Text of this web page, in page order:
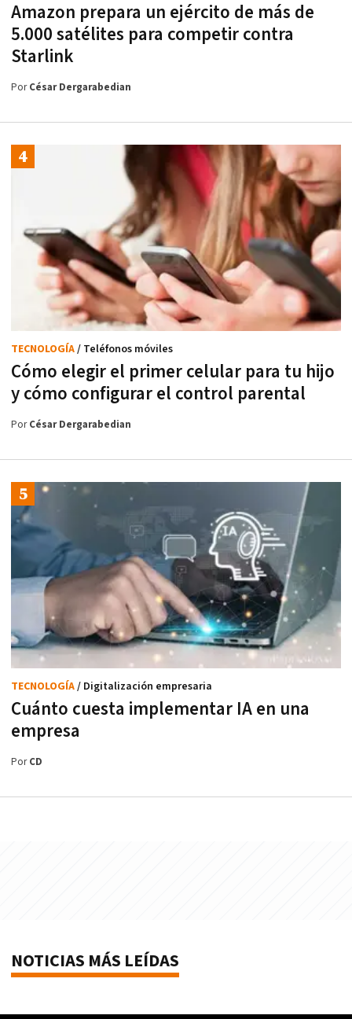
Amazon prepara un ejército de más de
5.000 satélites para competir contra
Starlink
PorCésar Dergarabedian
Cómo elegir el primer celular para tu hijo
y cómo configurar el control parental
TECNOLOGÍA/ Teléfonos móviles
PorCésar Dergarabedian
Cuánto cuesta implementar IA en una
empresa
TECNOLOGÍA/ Digitalización empresaria
PorCD
NOTICIAS MÁS LEÍDAS